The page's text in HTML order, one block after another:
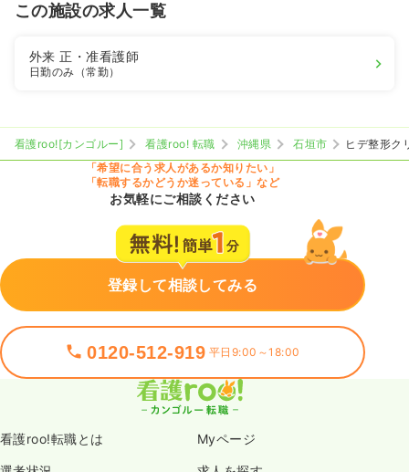
この施設の求人一覧
外来正・准看護師
日勤のみ（常勤）
看護roo![カンゴルー] 看護roo! 転職 沖縄県 石垣市
ヒデ整形ク
「希望に合う求人があるか知りたい」
「転職するかどうか迷っている」など
お気軽にご相談ください
登録して相談してみる
0120-512-919 平日9:00～18:00
看護roo!転職とは Myページ